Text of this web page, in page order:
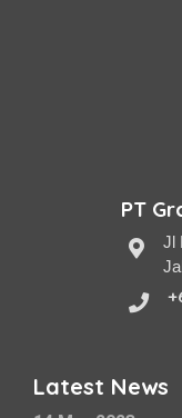
PT
Jl
Latest News